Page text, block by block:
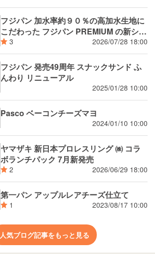
フジパン 加水率約９０％の高加水生地に
こだわった フジパン PREMIUM の新シリ
ーズ 潤rich（うるおいりっち）うるおい
サンド ブルーベリー 8月新発売
3 2026/07/28 18:00
フジパン 発売49周年 スナックサンド ふ
んわり リニューアル
2025/01/28 10:00
Pasco ベーコンチーズマヨ
2024/01/10 10:00
ヤマザキ 新日本プロレスリング ㈱ コラ
ボランチパック 7月新発売
2 2026/06/29 18:00
第一パン アップルレアチーズ仕立て
1 2023/08/17 10:00
人気ブログ記事をもっと見る